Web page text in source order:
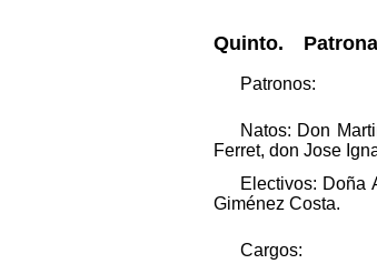
Quinto.
Patronos:
Natos: Don
Ferret, don Jose
Electivos: Doña
Giménez Costa.
Cargos: